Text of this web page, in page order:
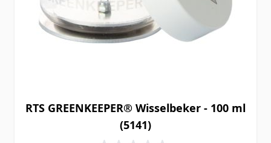
RTS GREENKEEPER® Wisselbeker - 100 ml
(5141)